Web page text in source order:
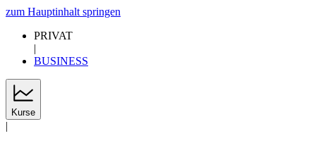
zum Hauptinhalt springen
PRIVAT
|
BUSINESS
Kurse
|